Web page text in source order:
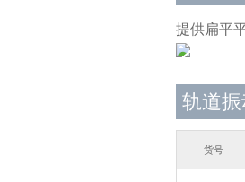
提供扁平
轨道
货号